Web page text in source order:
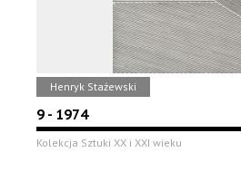
Henryk Stażewski
9 - 1974
Kolekcja Sztuki XX i XXI wieku